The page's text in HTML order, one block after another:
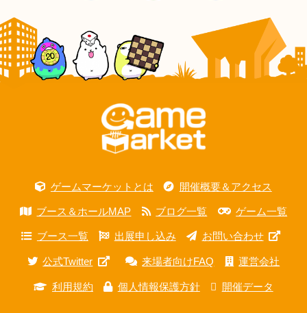
ゲームマーケットとは 開催概要＆アクセス
ブース＆ホールMAP ブログ一覧 ゲーム一覧
ブース一覧 出展申し込み お問い合わせ
公式Twitter 来場者向けFAQ 運営会社
利用規約 個人情報保護方針 開催データ